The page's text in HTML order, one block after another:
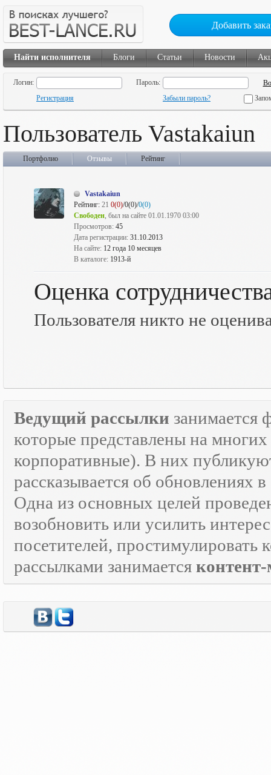
Добавить
Найти исполнителя Блоги Статьи Новости
Логин:
Пароль:
Регистрация
Забыли пароль?
Пользователь Vastakaiun
Портфолио Отзывы Рейтинг
Vastakaiun
Рейтинг: 21 0(0)/0(0)/0(0)
Свободен, был на сайте 01.01.1970 03:00
Просмотров: 45
Дата регистрации: 31.10.2013
На сайте: 12 года 10 месяцев
В каталоге: 1913-й
Оценка
Пользователя никто не
Ведущий рассылки занимается
которые представлены на
корпоративные). В них
рассказывается об обновлениях
Одна из основных целей
возобновить или усилить
посетителей, простимулировать
рассылками занимается